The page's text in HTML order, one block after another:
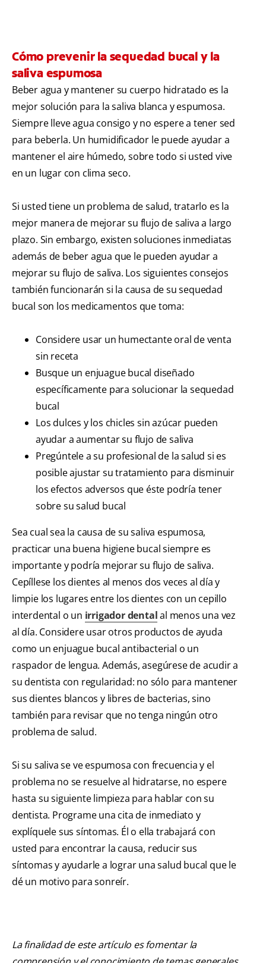
Cómo prevenir la sequedad bucal y la
saliva espumosa
Beber agua y mantener su cuerpo hidratado es la
mejor solución para la saliva blanca y espumosa.
Siempre lleve agua consigo y no espere a tener sed
para beberla. Un humidificador le puede ayudar a
mantener el aire húmedo, sobre todo si usted vive
en un lugar con clima seco.
Si usted tiene un problema de salud, tratarlo es la
mejor manera de mejorar su flujo de saliva a largo
plazo. Sin embargo, existen soluciones inmediatas
además de beber agua que le pueden ayudar a
mejorar su flujo de saliva. Los siguientes consejos
también funcionarán si la causa de su sequedad
bucal son los medicamentos que toma:
Considere usar un humectante oral de venta
sin receta
Busque un enjuague bucal diseñado
específicamente para solucionar la sequedad
bucal
Los dulces y los chicles sin azúcar pueden
ayudar a aumentar su flujo de saliva
Pregúntele a su profesional de la salud si es
posible ajustar su tratamiento para disminuir
los efectos adversos que éste podría tener
sobre su salud bucal
Sea cual sea la causa de su saliva espumosa,
practicar una buena higiene bucal siempre es
importante y podría mejorar su flujo de saliva.
Cepíllese los dientes al menos dos veces al día y
limpie los lugares entre los dientes con un cepillo
interdental o un irrigador dentalal menos una vez
al día. Considere usar otros productos de ayuda
como un enjuague bucal antibacterial o un
raspador de lengua. Además, asegúrese de acudir a
su dentista con regularidad: no sólo para mantener
sus dientes blancos y libres de bacterias, sino
también para revisar que no tenga ningún otro
problema de salud.
Si su saliva se ve espumosa con frecuencia y el
problema no se resuelve al hidratarse, no espere
hasta su siguiente limpieza para hablar con su
dentista. Programe una cita de inmediato y
explíquele sus síntomas. Él o ella trabajará con
usted para encontrar la causa, reducir sus
síntomas y ayudarle a lograr una salud bucal que le
dé un motivo para sonreír.
La finalidad de este artículo es fomentar la